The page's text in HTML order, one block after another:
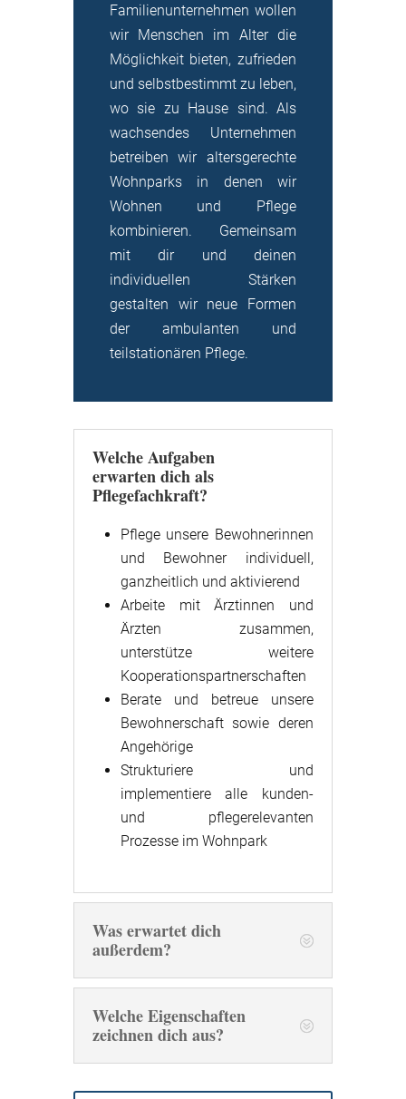
Familienunternehmen wollen
wir Menschen im Alter die
Möglichkeit bieten, zufrieden
und selbstbestimmt zu leben,
wo sie zu Hause sind. Als
wachsendes Unternehmen
betreiben wir altersgerechte
Wohnparks in denen wir
Wohnen und Pflege
kombinieren. Gemeinsam
mit dir und deinen
individuellen Stärken
gestalten wir neue Formen
der ambulanten und
teilstationären Pflege.
Welche Aufgaben
erwarten dich als
Pflegefachkraft?
Pflege unsere Bewohnerinnen
und Bewohner individuell,
ganzheitlich und aktivierend
Arbeite mit Ärztinnen und
Ärzten zusammen,
unterstütze weitere
Kooperationspartnerschaften
Berate und betreue unsere
Bewohnerschaft sowie deren
Angehörige
Strukturiere und
implementiere alle kunden-
und pflegerelevanten
Prozesse im Wohnpark
Was erwartet dich
außerdem?
Welche Eigenschaften
zeichnen dich aus?